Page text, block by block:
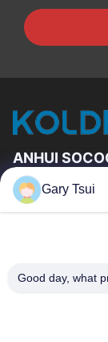
ANHUI
Fabrieksreis
Gary Tsui
Good day, what